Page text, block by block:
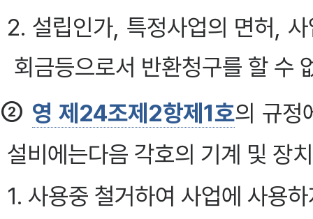
2. 설립인가, 특정사업의 면허,
회금등으로서 반환청구를 할 수
② 영 제24조제2항제1호의 규정
설비에는다음 각호의 기계 및 장
1. 사용중 철거하여 사업에 사용